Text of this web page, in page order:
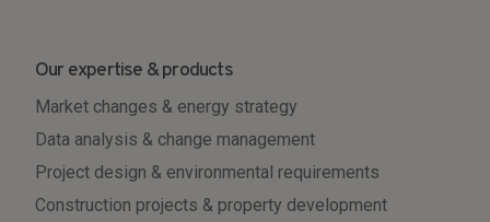
Our expertise & products
Market changes & energy strategy
Data analysis & change management
Project design & environmental requirements
Construction projects & property development